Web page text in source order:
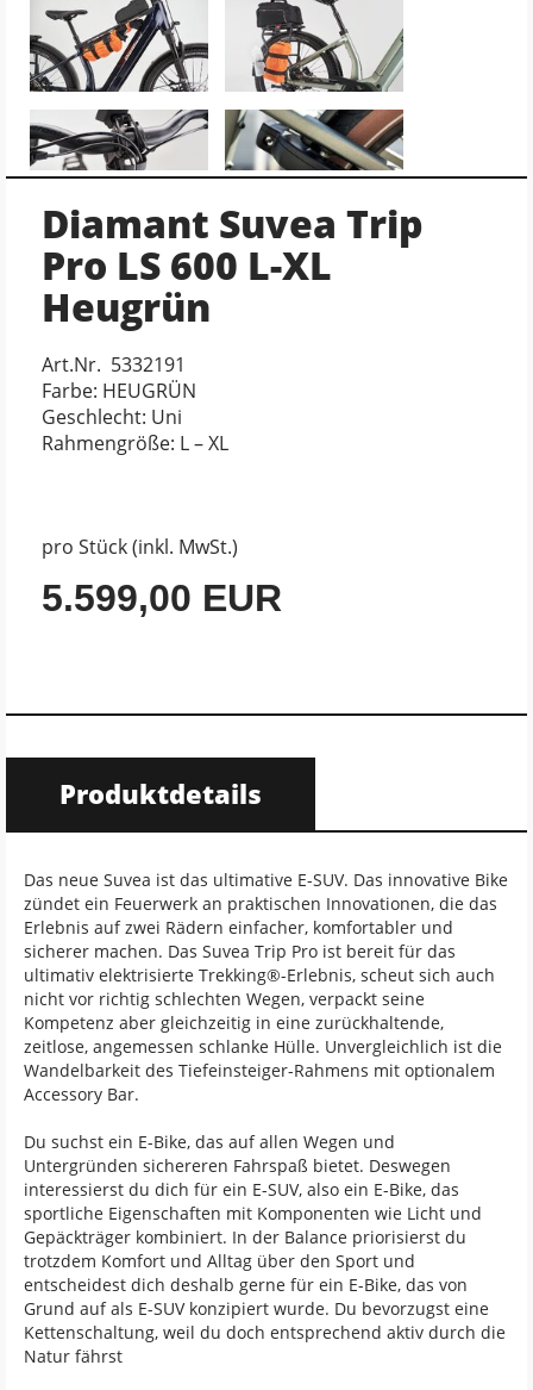
Diamant Suvea Trip
Pro LS 600 L-XL
Heugrün
Art.Nr. 5332191
Farbe: HEUGRÜN
Geschlecht: Uni
Rahmengröße: L – XL
pro Stück (inkl. MwSt.)
5.599,00 EUR
Produktdetails
Das neue Suvea ist das ultimative E-SUV. Das innovative Bike
zündet ein Feuerwerk an praktischen Innovationen, die das
Erlebnis auf zwei Rädern einfacher, komfortabler und
sicherer machen. Das Suvea Trip Pro ist bereit für das
ultimativ elektrisierte Trekking®-Erlebnis, scheut sich auch
nicht vor richtig schlechten Wegen, verpackt seine
Kompetenz aber gleichzeitig in eine zurückhaltende,
zeitlose, angemessen schlanke Hülle. Unvergleichlich ist die
Wandelbarkeit des Tiefeinsteiger-Rahmens mit optionalem
Accessory Bar.
Du suchst ein E-Bike, das auf allen Wegen und
Untergründen sichereren Fahrspaß bietet. Deswegen
interessierst du dich für ein E-SUV, also ein E-Bike, das
sportliche Eigenschaften mit Komponenten wie Licht und
Gepäckträger kombiniert. In der Balance priorisierst du
trotzdem Komfort und Alltag über den Sport und
entscheidest dich deshalb gerne für ein E-Bike, das von
Grund auf als E-SUV konzipiert wurde. Du bevorzugst eine
Kettenschaltung, weil du doch entsprechend aktiv durch die
Natur fährst